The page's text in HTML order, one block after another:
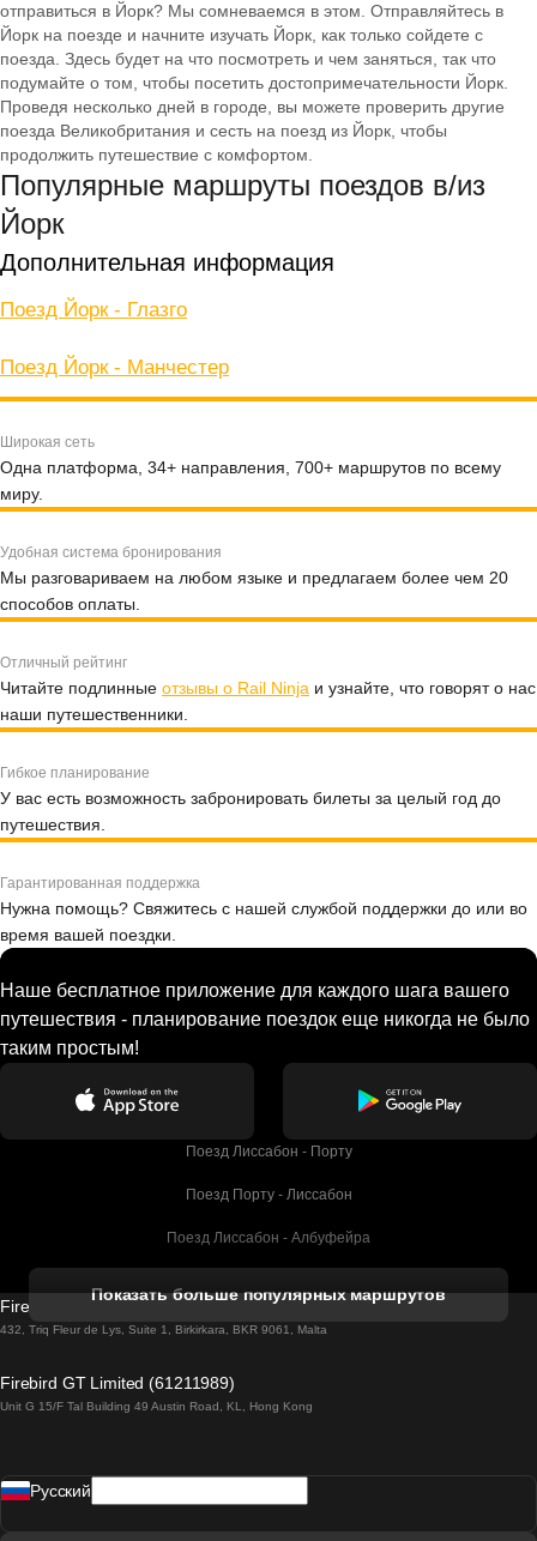
отправиться в Йорк? Мы сомневаемся в этом. Отправляйтесь в
Йорк на поезде и начните изучать Йорк, как только сойдете с
поезда. Здесь будет на что посмотреть и чем заняться, так что
подумайте о том, чтобы посетить достопримечательности Йорк.
Проведя несколько дней в городе, вы можете проверить другие
поезда Великобритания и сесть на поезд из Йорк, чтобы
продолжить путешествие с комфортом.
Популярные маршруты поездов в/из
Йорк
Дополнительная информация
Поезд Йорк - Глазго
Поезд Йорк - Манчестер
Широкая сеть
Одна платформа, 34+ направления, 700+ маршрутов по всему
миру.
Удобная система бронирования
Мы разговариваем на любом языке и предлагаем более чем 20
способов оплаты.
Отличный рейтинг
Читайте подлинные отзывы о Rail Ninja и узнайте, что говорят о нас
наши путешественники.
Гибкое планирование
У вас есть возможность забронировать билеты за целый год до
путешествия.
Гарантированная поддержка
Нужна помощь? Свяжитесь с нашей службой поддержки до или во
время вашей поездки.
Наше бесплатное приложение для каждого шага вашего
путешествия - планирование поездок еще никогда не было
таким простым!
Поезд Лиссабон - Порту
Поезд Порту - Лиссабон
Поезд Лиссабон - Албуфейра
Поезд Лиссабон - Лагос
Поезд Лиссабон - Мадрид
Показать больше популярных маршрутов
Firebird GT Limited (OC 1451)
432, Triq Fleur de Lys, Suite 1, Birkirkara, BKR 9061, Malta
Firebird GT Limited (61211989)
Unit G 15/F Tal Building 49 Austin Road, KL, Hong Kong
Pусский